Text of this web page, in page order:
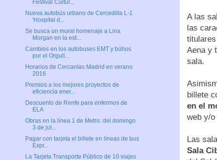
A las
las
Aena y
sala.
billete
en el
web y/o
Las
Sala
Festival Cultur...
Nueva autobús urbano de Cercedilla L-1
'Hospital d...
Se busca un mural homenaje a Lina
Morgan en la est...
Cambios en los autobuses EMT y búhos
por el Orgull...
Horarios de Cercanías Madrid en verano
2016
Premios a los mejores proyectos de
eficiencia ener...
Descuento de Renfe para enfermos de
ELA
Obras en la línea 1 de Metro: del domingo
3 de jul...
Pagar con tarjeta el billete en líneas de bus
Expr...
La Tarjeta Transporte Público de 10 viajes